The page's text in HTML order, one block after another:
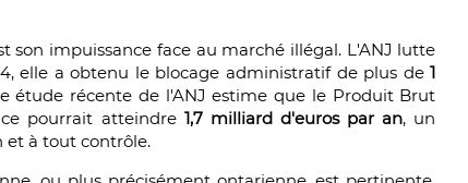
son impuissance face au marché illégal. L'ANJ lutte
elle a obtenu le blocage administratif de plus de1
étude récente de l'ANJ estime que le Produit Brut
pourrait atteindre 1,7 milliard d'euros par an, un
et à tout contrôle.